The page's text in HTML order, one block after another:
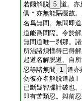
若爾解脱 5 道。亦
倶＊亦無能隔礙故
名爲無間。無間即
道能爲間隔。令於
無間道唯一刹那。
所治諸煩惱得已得
起道名解脱道。自
忍等諸無間
1 道亦
勿彼亦名解脱道
已斷疑智牒計破也
即有苦類忍。與前